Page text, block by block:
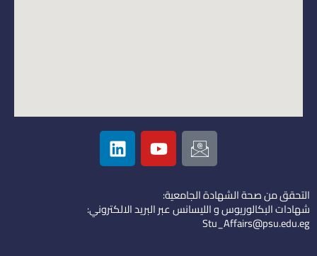
I
c
o
n
-
e
Y
o
u
u
b
L
i
n
e
d
التحقق من صحة الشهادة الجامعية:
شهادات البكالوريوس و الليسانس عبر البريد الالكتروني:
Stu_Affairs@psu.edu.eg